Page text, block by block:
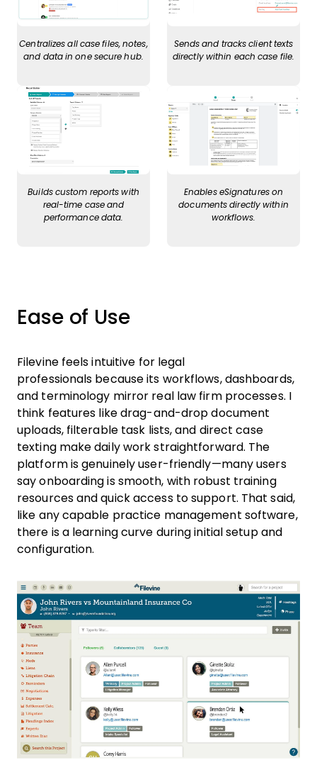
Centralizes all case files, notes,
and data in one secure hub.
Sends and tracks client texts
directly within each case file.
Builds custom reports with
real-time case and
performance data.
Enables eSignatures on
documents directly within
workflows.
Ease of Use
Filevine feels intuitive for legal
professionals because its workflows, dashboards,
and terminology mirror real law firm processes. I
think features like drag-and-drop document
uploads, filterable task lists, and direct case
texting make daily work straightforward. The
platform is genuinely user-friendly—many users
say onboarding is smooth, with robust training
resources and quick access to support. That said,
like any capable practice management software,
there is a learning curve during initial setup and
configuration.